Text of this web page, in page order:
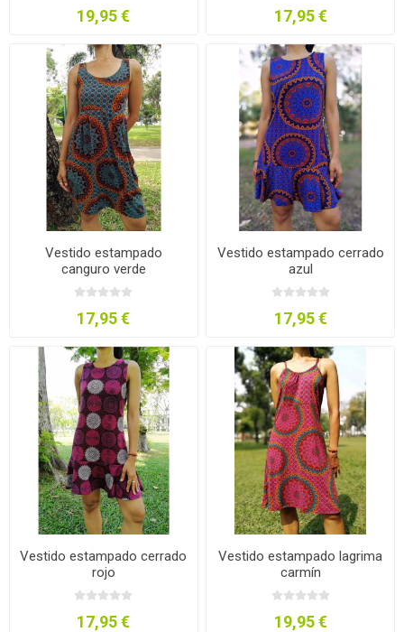
19,95 € 17,95 €
Vestido estampado
canguro verde
17,95 €
Vestido estampado cerrado
azul
17,95 €
Vestido estampado cerrado
rojo
17,95 €
Vestido estampado lagrima
carmín
19,95 €